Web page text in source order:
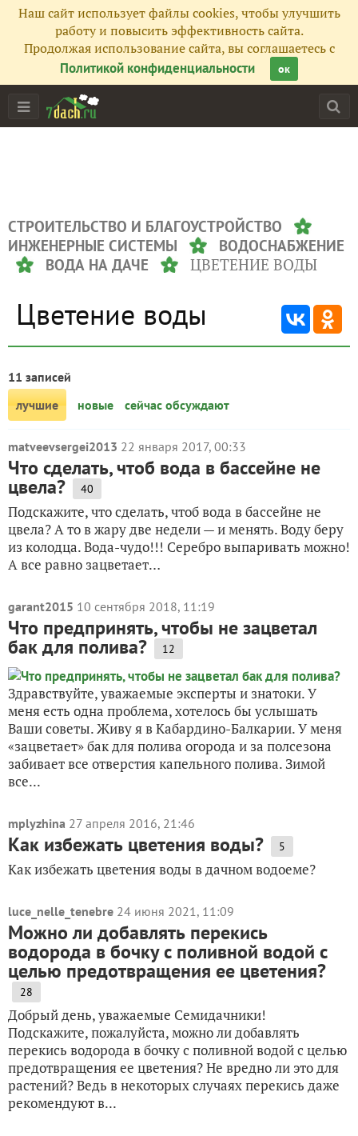
Наш сайт использует файлы cookies, чтобы улучшить
работу и повысить эффективность сайта.
Продолжая использование сайта, вы соглашаетесь с
Политикой конфиденциальности
ок
СТРОИТЕЛЬСТВО И БЛАГОУСТРОЙСТВО
ИНЖЕНЕРНЫЕ СИСТЕМЫ
ВОДОСНАБЖЕНИЕ
ВОДА НА ДАЧЕ
ЦВЕТЕНИЕ ВОДЫ
Цветение воды
11 записей
лучшие
новые сейчас обсуждают
matveevsergei2013 22 января 2017, 00:33
Что сделать, чтоб вода в бассейне не
цвела? 40
Подскажите, что сделать, чтоб вода в бассейне не
цвела? А то в жару две недели — и менять. Воду беру
из колодца. Вода-чудо!!! Серебро выпаривать можно!
А все равно зацветает…
garant2015 10 сентября 2018, 11:19
Что предпринять, чтобы не зацветал
бак для полива? 12
Здравствуйте, уважаемые эксперты и знатоки. У
меня есть одна проблема, хотелось бы услышать
Ваши советы. Живу я в Кабардино-Балкарии. У меня
«зацветает» бак для полива огорода и за полсезона
забивает все отверстия капельного полива. Зимой
все...
mplyzhina 27 апреля 2016, 21:46
Как избежать цветения воды? 5
Как избежать цветения воды в дачном водоеме?
luce_nelle_tenebre 24 июня 2021, 11:09
Можно ли добавлять перекись
водорода в бочку с поливной водой с
целью предотвращения ее цветения?
28
Добрый день, уважаемые Семидачники!
Подскажите, пожалуйста, можно ли добавлять
перекись водорода в бочку с поливной водой с целью
предотвращения ее цветения? Не вредно ли это для
растений? Ведь в некоторых случаях перекись даже
рекомендуют в...